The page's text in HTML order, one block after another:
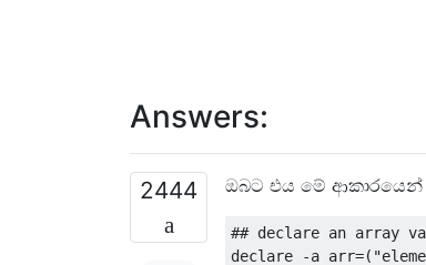
Answers:
2444 ඔබට එය මේ ආකාරයෙන්
## declare an array
declare
-a arr=(